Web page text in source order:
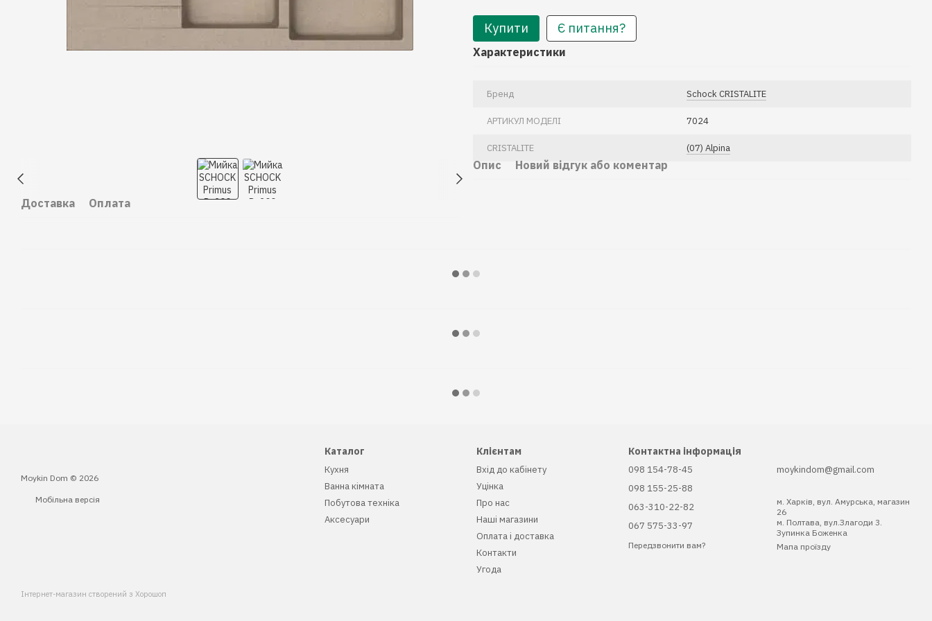
Доставка Оплата
Купити Є питання?
Характеристики
Бренд Schock CRISTALITE
АРТИКУЛ МОДЕЛІ 7024
CRISTALITE (07) Alpina
Опис Новий відгук або коментар
Moykin Dom © 2026
Мобільна версія
Інтернет-магазин створений з Хорошоп
Каталог
Кухня
Ванна кімната
Побутова техніка
Аксесуари
Клієнтам
Вхід до кабінету
Уцінка
Про нас
Наші магазини
Оплата і доставка
Контакти
Угода
Контактна інформація
098 154-78-45
098 155-25-88
063-310-22-82
067 575-33-97
Передзвонити вам?
moykindom@gmail.com
м. Харків, вул. Амурська, магазин
26
м. Полтава, вул.Злагоди 3.
Зупинка Боженка
Мапа проїзду